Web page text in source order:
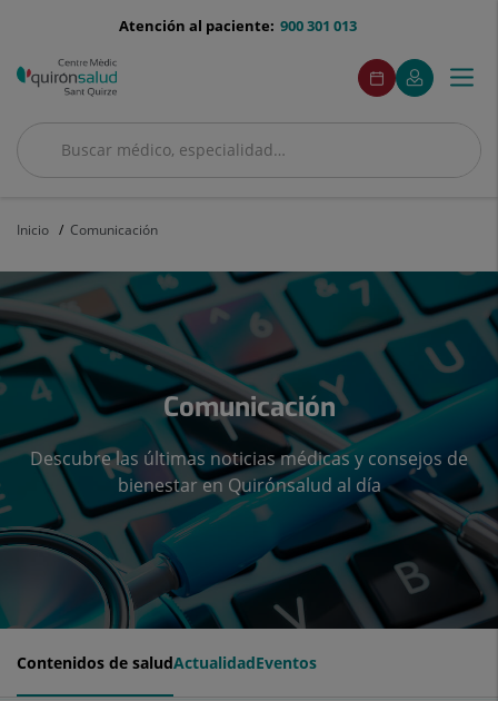
menu-
900 301 013
Atención al paciente:
Buscar
Buscar
menuAcceso
Pedir
cita
Este
enlace
se
en
Mi
Quirónsalud
Este
enlace
se
en
ventana
Menú
Inicio Comunicación
Comunicación
Descubre las últimas noticias médicas y consejos de
bienestar en Quirónsalud al día
Contenidos de saludActualidadEventos